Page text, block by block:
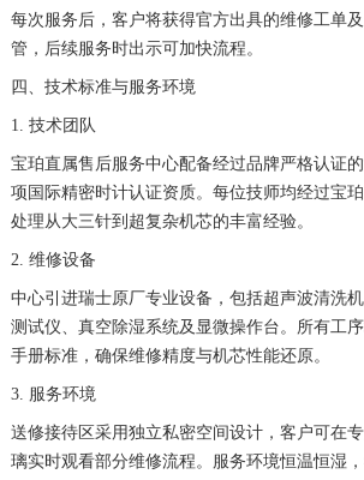
每次服务后，客户将获得官方出具的维修工单
管，后续服务时出示可加快流程。
四、技术标准与服务环境
1. 技术团队
宝珀直属售后服务中心配备经过品牌严格认证
项国际精密时计认证资质。每位技师均经过宝
处理从大三针到超复杂机芯的丰富经验。
2. 维修设备
中心引进瑞士原厂专业设备，包括超声波清洗
测试仪、真空除湿系统及显微操作台。所有工
手册标准，确保维修精度与机芯性能还原。
3. 服务环境
送修接待区采用独立私密空间设计，客户可在
璃实时观看部分维修流程。服务环境恒温恒湿